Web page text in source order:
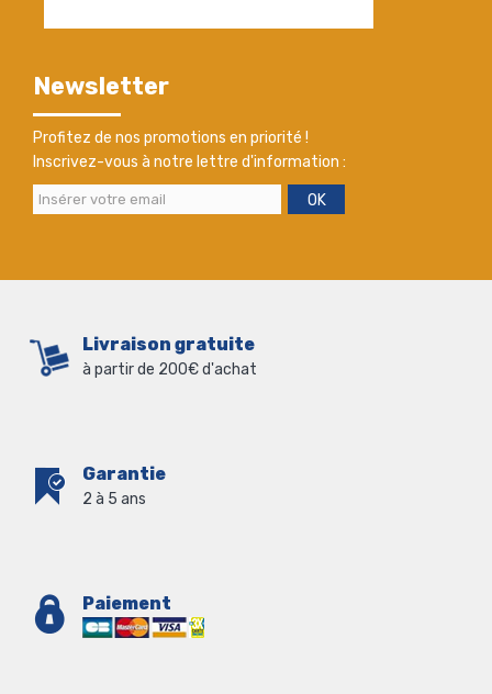
Newsletter
Profitez de nos promotions en priorité !
Inscrivez-vous à notre lettre d'information :
OK
Livraison gratuite
à partir de 200€ d'achat
Garantie
2 à 5 ans
Paiement